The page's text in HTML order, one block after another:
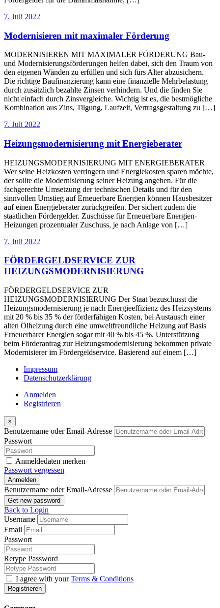
7. Juli 2022
Modernisieren mit maximaler Förderung
MODERNISIEREN MIT MAXIMALER FÖRDERUNG Bau-
und Modernisierungsförderungen helfen dabei, sich den Traum von
den eigenen Wänden zu erfüllen und sich fürs Alter abzusichern.
Die richtige Baufinanzierung kann eine finanzielle Mehrbelastung
durch zusätzlich bezahlte Zinsen verhindern. Und die finden Sie
nicht einfach durch Zinsvergleiche. Wichtig ist es, die bestmögliche
Kombination aus Zins, Tilgung, Laufzeit, Vertragsgestaltung zu […]
7. Juli 2022
Heizungsmodernisierung mit Energieberater
HEIZUNGSMODERNISIERUNG MIT ENERGIEBERATER
Wer seine Heizkosten verringern und Energiekosten sparen möchte,
der sollte die Modernisierung seiner Heizung angehen. Für die
fachgerechte Umsetzung der technischen Details und für den
sinnvollen Umstieg auf Erneuerbare Energien können Hausbesitzer
auf einen Energieberater zurückgreifen. Der sichert zudem die
staatlichen Fördergelder. Zuschüsse für Erneuerbare Energien-
Heizungen prozentualer Zuschuss, je nach Anlage von […]
7. Juli 2022
FÖRDERGELDSERVICE ZUR
HEIZUNGSMODERNISIERUNG
FÖRDERGELDSERVICE ZUR
HEIZUNGSMODERNISIERUNG Der Staat bezuschusst die
Heizungsmodernisierung je nach Energieeffizienz des Heizsystems
mit 20 % bis 35 % der förderfähigen Kosten, bei Austausch einer
alten Ölheizung durch eine umweltfreundliche Heizung auf Basis
Erneuerbarer Energien sogar mit 40 % bis 45 %. Unterstützung
beim Förderantrag zur Heizungsmodernisierung bekommen private
Modernisierer im Fördergeldservice. Basierend auf einem […]
Impressum
Datenschutzerklärung
Anmelden
Registrieren
×
Benutzername oder Email-Adresse
Passwort
Anmeldedaten merken
Passwort vergessen
Anmelden
Benutzername oder Email-Adresse
Get new password
Back to Login
Username
Email
Passwort
Retype Password
I agree with yourTerms & Conditions
Registrieren